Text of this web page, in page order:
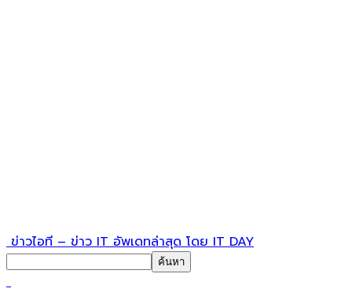
ข่าวไอที – ข่าว IT อัพเดทล่าสุด โดย IT DAY